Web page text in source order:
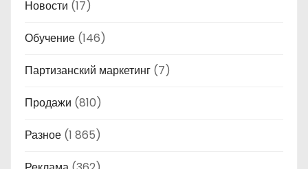
Новости (17)
Обучение (146)
Партизанский маркетинг (7)
Продажи (810)
Разное (1 865)